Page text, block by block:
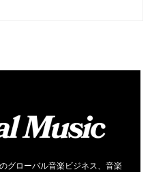
グローバル音楽ビジネス、音楽